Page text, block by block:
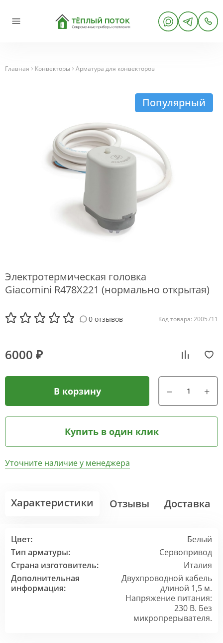
Главная Конвекторы Арматура для конвекторов
Популярный
Электротермическая головка
Giacomini R478Х221 (нормально открытая)
0 отзывов Код товара: 2005711
6000 ₽
В корзину
Купить в один клик
Уточните наличие у менеджера
Характеристики Отзывы Доставка
Цвет:
Белый
Тип арматуры:
Сервопривод
Страна изготовитель:
Италия
Дополнительная
информация:
Двухпроводной кабель
длиной 1,5 м.
Напряжение питания:
230 В. Без
микропрерывателя.